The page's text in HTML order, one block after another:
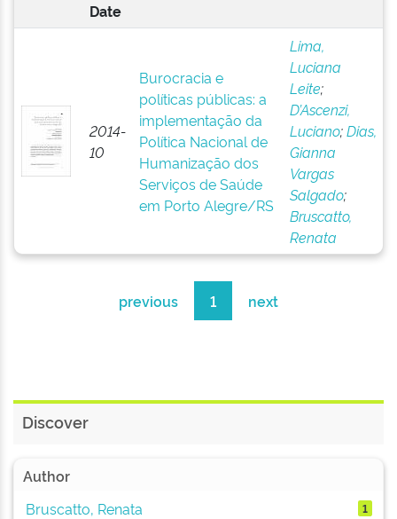
Date
2014-
10
Burocracia e
políticas públicas: a
implementação da
Política Nacional de
Humanização dos
Serviços de Saúde
em Porto Alegre/RS
Lima,
Luciana
Leite;
D’Ascenzi,
Luciano;Dias,
Gianna
Vargas
Salgado;
Bruscatto,
Renata
previous 1 next
Discover
Author
Bruscatto, Renata
1